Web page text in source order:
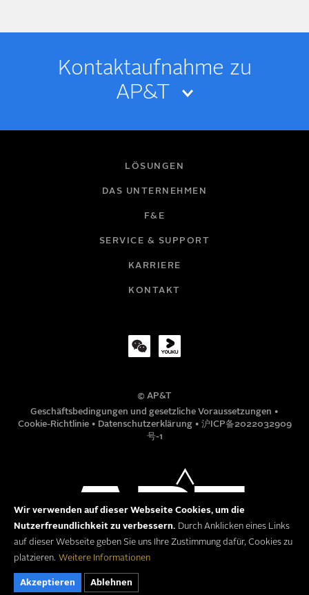
Kontakt­­aufnahme zu
AP&T
© AP&T
Geschäftsbedingungen und gesetzliche Voraussetzungen •
Cookie-Richtlinie • Datenschutzerklärung • 沪ICP备2022032909
号-1
LÖSUNGEN
DAS UNTERNEHMEN
F&E
SERVICE & SUPPORT
KARRIERE
KONTAKT
Wir verwenden auf dieser Webseite Cookies, um die
Nutzerfreundlichkeit zu verbessern. Durch Anklicken eines Links
auf dieser Webseite geben Sie uns Ihre Zustimmung dafür, Cookies zu
platzieren. Weitere Informationen
Akzeptieren Ablehnen